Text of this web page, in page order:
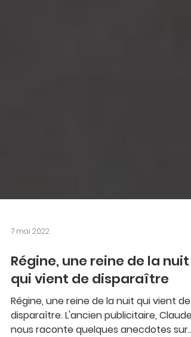
7 mai 2022
Régine, une reine de la nuit
qui vient de disparaître